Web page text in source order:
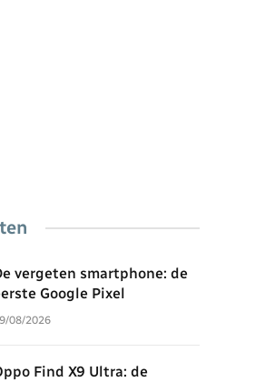
vergeten smartphone: de
Google Pixel
08/2026
Find X9 Ultra: de